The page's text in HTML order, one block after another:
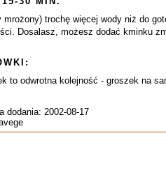
trochę więcej wody niż do
Dosalasz, możesz dodać kminku
to odwrotna kolejność - groszek na
dodania: 2002-08-17